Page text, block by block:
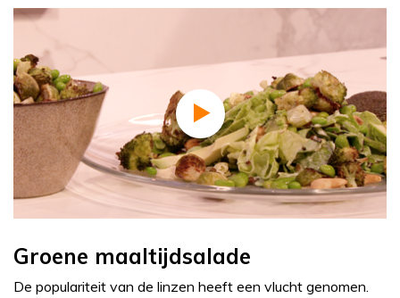
Groene maaltijdsalade
De populariteit van de linzen heeft een vlucht genomen.